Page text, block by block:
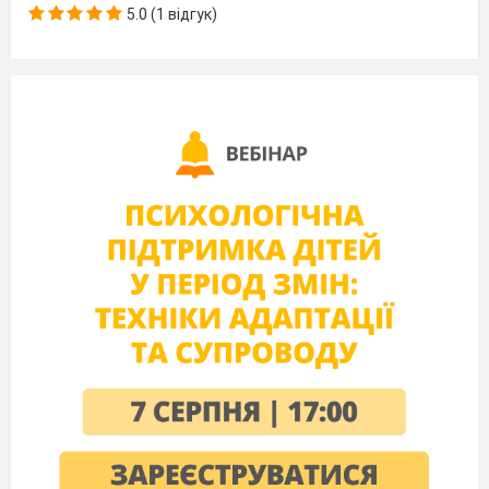
Стійте, заждіть, стривайте.
Найшановніших на світі
Іменинників малих.
Де поділись новачки?
Чи до школи йти злякались,
Чи за клумбою сховались?
(Виїзд першокласників)
Першокласник 1:
Не злякались, не сховались,
5.0 (1 відгук)